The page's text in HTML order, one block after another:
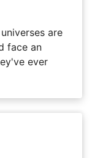
are
face an
ever